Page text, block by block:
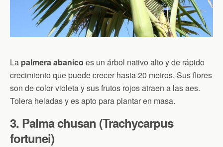
La palmera abanico es un árbol nativo alto y de rápido
crecimiento que puede crecer hasta 20 metros. Sus flores
son de color violeta y sus frutos rojos atraen a las aes.
Tolera heladas y es apto para plantar en masa.
3. Palma chusan (Trachycarpus
fortunei)